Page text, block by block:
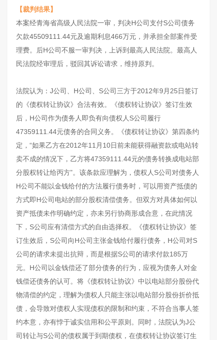
【裁判结果】
本案经青海省高级人民法院一审，判决H公司支付S公司债务
欠款45509111.44元及逾期利息466万元，并承担全部案件受
理费。后H公司不服一审判决，上诉到最高人民法院。最高人
民法院经审理后，驳回其诉讼请求，维持原判。
法院认为：J公司、H公司、S公司三方于2012年9月25日签订
的《债权转让协议》合法有效。《债权转让协议》签订生效
后，H公司作为债务人即负有向债权人S公司履行
47359111.44元债务的合同义务。《债权转让协议》第四条约
定，“如果乙方在2012年11月10日前未能获得融资款或电站转
卖不成的情况下，乙方将47359111.44元的债务转换成电站部
分股权转让给丙方”。该条款应理解为，债权人S公司对债务人
H公司不能以金钱给付的方法履行债务时，可以用资产抵债的
方式即H公司电站的部分股权清偿债务。但双方对具体如何以
资产抵债未作明确约定，亦未另行协商形成合意，在此情况
下，S公司应有清偿方式的自由选择权。《债权转让协议》签
订生效后，S公司向H公司主张金钱给付履行债务，H公司对S
公司的请求未提出抗辩，而是根据S公司的请求付款185万
元。H公司以金钱偿还了部分债务的行为，应视为债务人对金
钱偿还债务的认可。将《债权转让协议》中以电站部分股份代
物清偿的约定，理解为债权人只能主张以电站部分股份折价抵
债，会导致对债权人实现债权的限制和约束，不符合当事人签
约本意，亦有悖于诚实信用和公平原则。同时，法院认为J公
司转让与S公司的债权属于到期债权，在债权转让协议签订生